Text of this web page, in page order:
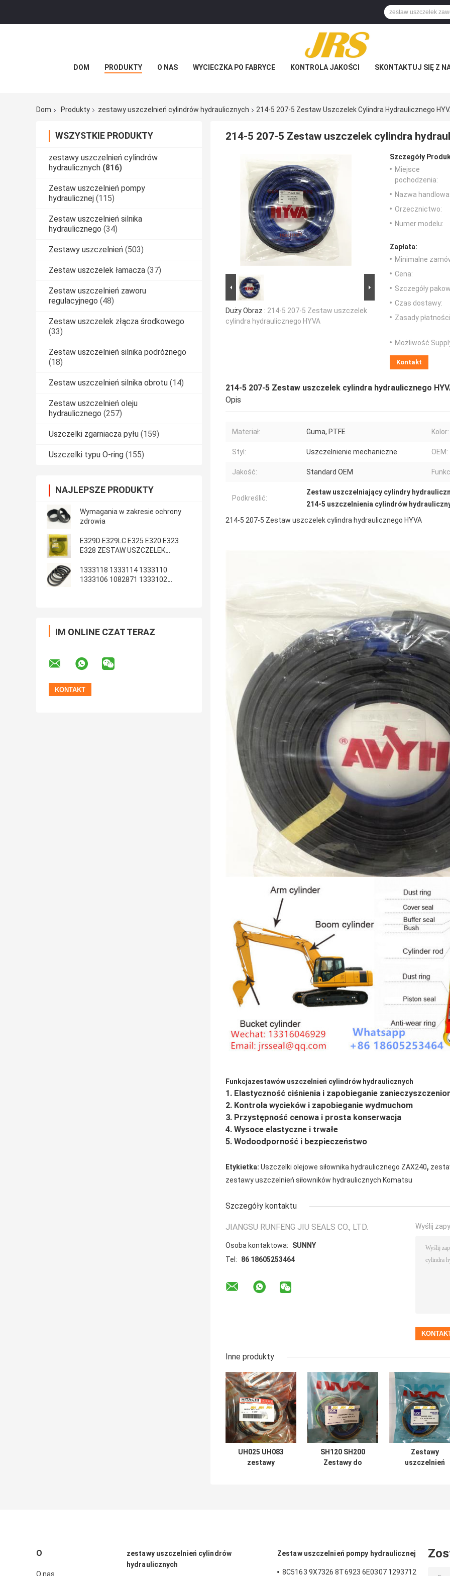
DOM PRODUKTY O NAS WYCIECZKA PO FABRYCE KONTROLA JAKOŚCI SKONTAKTUJ SIĘ Z
Dom Produkty zestawy uszczelnień cylindrów hydraulicznych 214-5 207-5 Zestaw Uszczelek Cylindra Hydraulicznego
WSZYSTKIE PRODUKTY
zestawy uszczelnień cylindrów
hydraulicznych (816)
Zestaw uszczelnień pompy
hydraulicznej (115)
Zestaw uszczelnień silnika
hydraulicznego (34)
Zestawy uszczelnień (503)
Zestaw uszczelek łamacza (37)
Zestaw uszczelnień zaworu
regulacyjnego (48)
Zestaw uszczelek złącza środkowego
(33)
Zestaw uszczelnień silnika podróżnego
(18)
Zestaw uszczelnień silnika obrotu (14)
Zestaw uszczelnień oleju
hydraulicznego (257)
Uszczelki zgarniacza pyłu (159)
Uszczelki typu O-ring (155)
NAJLEPSZE PRODUKTY
Wymagania w zakresie ochrony
zdrowia
E329D E329LC E325 E320 E323
E328 ZESTAW USZCZELEK
1333118 1333114 1333110
1333106 1082871 1333102
IM ONLINE CZAT TERAZ
214-5 207-5 Zestaw uszczelek cylindra
Duży Obraz : 214-5 207-5 Zestaw uszczelek
cylindra hydraulicznego HYVA
Szczegóły
Miejsce
pochodzenia:
Nazwa
Orzecznictwo:
Numer modelu:
Zapłata:
Minimalne
Cena:
Szczegóły
Czas dostawy:
Zasady
Możliwość
Kontakt
214-5 207-5 Zestaw uszczelek cylindra hydraulicznego
Opis
Materiał: Guma, PTFE Kolor:
Styl: Uszczelnienie mechaniczne OEM:
Jakość: Standard OEM
Podkreślić:
Zestaw uszczelniający cylindry
214-5 uszczelnienia cylindrów
214-5 207-5 Zestaw uszczelek cylindra hydraulicznego HYVA
Funkcjazestawów uszczelnień cylindrów hydraulicznych
1. Elastyczność ciśnienia i zapobieganie
2. Kontrola wycieków i zapobieganie wydmuchom
3. Przystępność cenowa i prosta konserwacja
4. Wysoce elastyczne i trwałe
5. Wodoodporność i bezpieczeństwo
Etykietka: Uszczelki olejowe siłownika hydraulicznego ZAX240,
zestawy uszczelnień siłowników hydraulicznych Komatsu
Szczegóły kontaktu
JIANGSU RUNFENG JIU SEALS CO., LTD.
Osoba kontaktowa:
SUNNY
Tel:
86 18605253464
Wyślij
Inne produkty
UH025 UH083
zestawy
SH120 SH200
Zestawy do
Zestawy
uszczelnień
O
O nas
zestawy uszczelnień cylindrów
hydraulicznych
Zestaw uszczelnień pompy hydraulicznej
8C5163 9X7326 8T6923 6E0307 1293712